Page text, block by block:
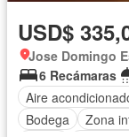
USD$
Jose Domingo
6 Recámaras
Aire
Bodega
Zona